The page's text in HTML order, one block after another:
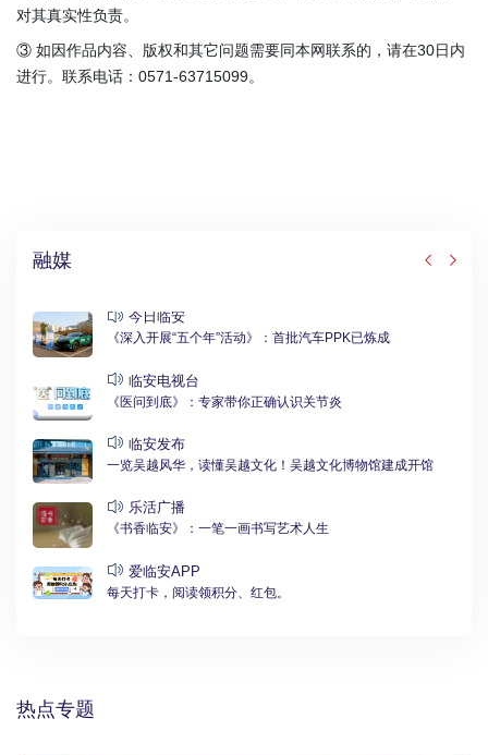
对其真实性负责。
③ 如因作品内容、版权和其它问题需要同本网联系的，请在30日内
进行。联系电话：0571-63715099。
融媒
今日临安
《深入开展“五个年”活动》：首批汽车PPK已炼成
临安电视台
《医问到底》：专家带你正确认识关节炎
临安发布
一览吴越风华，读懂吴越文化！吴越文化博物馆建成开馆
乐活广播
《书香临安》：一笔一画书写艺术人生
爱临安APP
每天打卡，阅读领积分、红包。
热点专题